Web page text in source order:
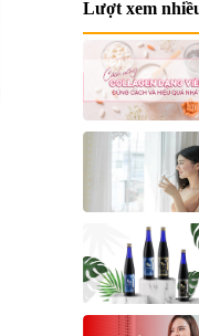
Lượt xem